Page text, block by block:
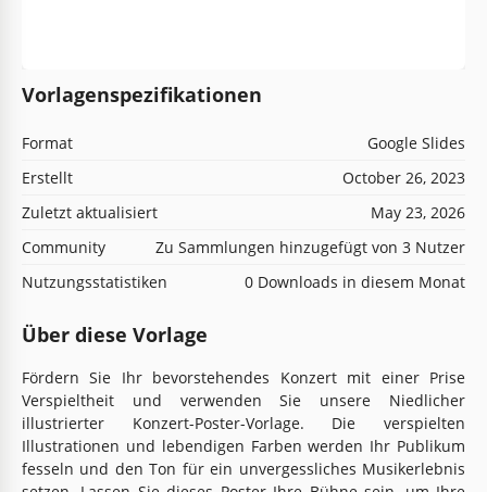
Vorlagenspezifikationen
Format
Google Slides
Erstellt
October 26, 2023
Zuletzt aktualisiert
May 23, 2026
Community
Zu Sammlungen hinzugefügt von 3 Nutzer
Nutzungsstatistiken
0 Downloads in diesem Monat
Über diese Vorlage
Fördern Sie Ihr bevorstehendes Konzert mit einer Prise
Verspieltheit und verwenden Sie unsere Niedlicher
illustrierter Konzert-Poster-Vorlage. Die verspielten
Illustrationen und lebendigen Farben werden Ihr Publikum
fesseln und den Ton für ein unvergessliches Musikerlebnis